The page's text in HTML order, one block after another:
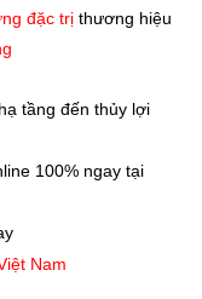
đặc trị thương hiệu
tầng đến thủy lợi
100% ngay tại
Nam